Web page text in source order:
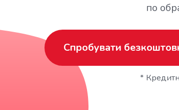
по
Спробувати
*